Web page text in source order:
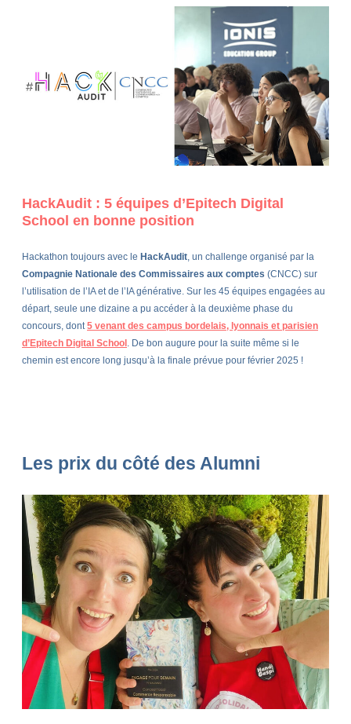
HackAudit : 5 équipes d’Epitech Digital
School en bonne position
Hackathon toujours avec le HackAudit, un challenge organisé par la
Compagnie Nationale des Commissaires aux comptes (CNCC) sur
l’utilisation de l’IA et de l’IA générative. Sur les 45 équipes engagées au
départ, seule une dizaine a pu accéder à la deuxième phase du
concours, dont5 venant des campus bordelais, lyonnais et parisien
d’Epitech Digital School . De bon augure pour la suite même si le
chemin est encore long jusqu’à la finale prévue pour février 2025 !
Les prix du côté des Alumni